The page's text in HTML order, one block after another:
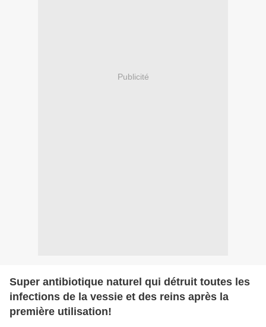
Publicité
Super antibiotique naturel qui détruit toutes les
infections de la vessie et des reins après la
première utilisation!